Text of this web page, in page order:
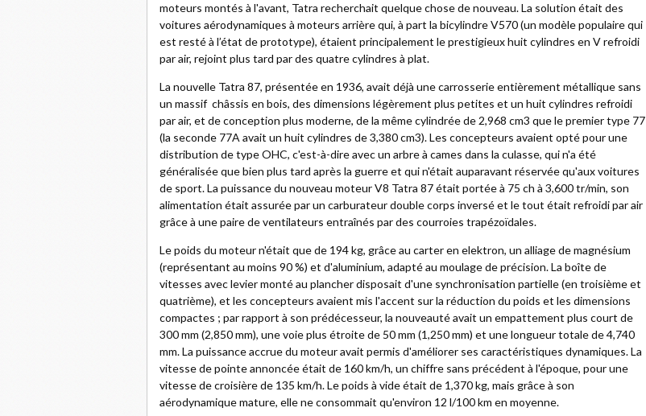
moteurs montés à l'avant, Tatra recherchait quelque chose de nouveau. La solution était des
voitures aérodynamiques à moteurs arrière qui, à part la bicylindre V570 (un modèle populaire qui
est resté à l’état de prototype), étaient principalement le prestigieux huit cylindres en V refroidi
par air, rejoint plus tard par des quatre cylindres à plat.
La nouvelle Tatra 87, présentée en 1936, avait déjà une carrosserie entièrement métallique sans
un massif châssis en bois, des dimensions légèrement plus petites et un huit cylindres refroidi
par air, et de conception plus moderne, de la même cylindrée de 2,968 cm3 que le premier type 77
(la seconde 77A avait un huit cylindres de 3,380 cm3). Les concepteurs avaient opté pour une
distribution de type OHC, c'est-à-dire avec un arbre à cames dans la culasse, qui n'a été
généralisée que bien plus tard après la guerre et qui n'était auparavant réservée qu'aux voitures
de sport. La puissance du nouveau moteur V8 Tatra 87 était portée à 75 ch à 3,600 tr/min, son
alimentation était assurée par un carburateur double corps inversé et le tout était refroidi par air
grâce à une paire de ventilateurs entraînés par des courroies trapézoïdales.
Le poids du moteur n'était que de 194 kg, grâce au carter en elektron, un alliage de magnésium
(représentant au moins 90 %) et d'aluminium, adapté au moulage de précision. La boîte de
vitesses avec levier monté au plancher disposait d'une synchronisation partielle (en troisième et
quatrième), et les concepteurs avaient mis l'accent sur la réduction du poids et les dimensions
compactes ; par rapport à son prédécesseur, la nouveauté avait un empattement plus court de
300 mm (2,850 mm), une voie plus étroite de 50 mm (1,250 mm) et une longueur totale de 4,740
mm. La puissance accrue du moteur avait permis d'améliorer ses caractéristiques dynamiques. La
vitesse de pointe annoncée était de 160 km/h, un chiffre sans précédent à l'époque, pour une
vitesse de croisière de 135 km/h. Le poids à vide était de 1,370 kg, mais grâce à son
aérodynamique mature, elle ne consommait qu'environ 12 l/100 km en moyenne.